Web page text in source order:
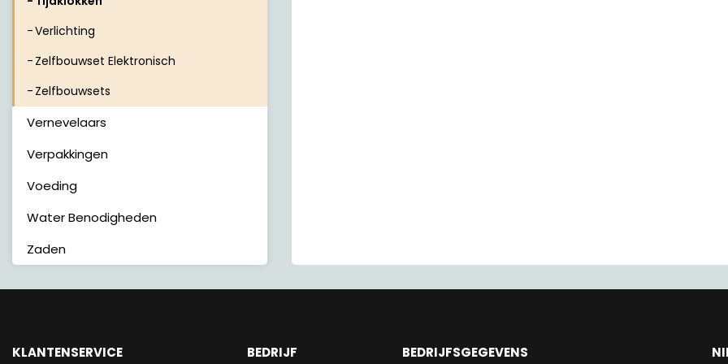
Verlichting
Zelfbouwset Elektronisch
Zelfbouwsets
Vernevelaars
Verpakkingen
Voeding
Water Benodigheden
Zaden
KLANTENSERVICE BEDRIJF BEDRIJFSGEGEVENS